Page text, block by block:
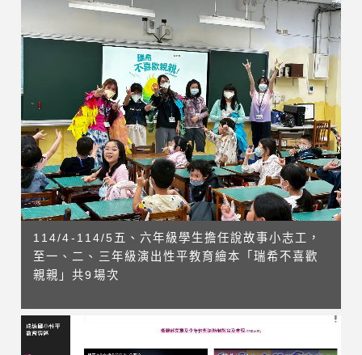
114/4-114/5五、六年級學生擔任說故事小志工，
至一、二、三年級演出性平教育繪本「瑞希不喜歡
親親」共9場次